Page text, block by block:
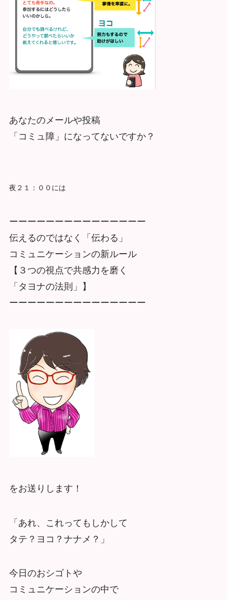
あなたのメールや投稿
「コミュ障」になってないですか？
夜２１：００には
ーーーーーーーーーーーーーーー
伝えるのではなく「伝わる」
コミュニケーションの新ルール
【３つの視点で共感力を磨く
「タヨナの法則」】
ーーーーーーーーーーーーーーー
をお送りします！
「あれ、これってもしかして
タテ？ヨコ？ナナメ？」
今日のおシゴトや
コミュニケーションの中で